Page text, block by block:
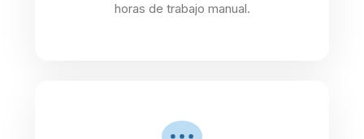
horas de trabajo manual.